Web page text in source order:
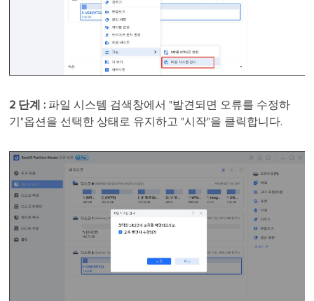
2 단계 : 파일 시스템 검색창에서 "발견되면 오류를 수정하
기"옵션을 선택한 상태로 유지하고 "시작"을 클릭합니다.